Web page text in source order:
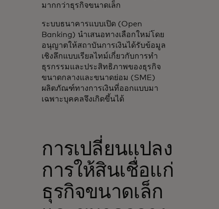
มากกว่าธุรกิจขนาดเล็ก
ระบบธนาคารแบบเปิด (Open
Banking) นำเสนอทางเลือกใหม่โดย
อนุญาตให้สถาบันการเงินได้รับข้อมูล
เชิงลึกแบบเรียลไทม์เกี่ยวกับการทำ
ธุรกรรมและประสิทธิภาพของธุรกิจ
ขนาดกลางและขนาดย่อม (SME)
ผลิตภัณฑ์ทางการเงินที่ออกแบบมา
เฉพาะบุคคลจึงเกิดขึ้นได้
การเปลี่ยนแปลง
การให้สินเชื่อแก่
ธุรกิจขนาดเล็ก